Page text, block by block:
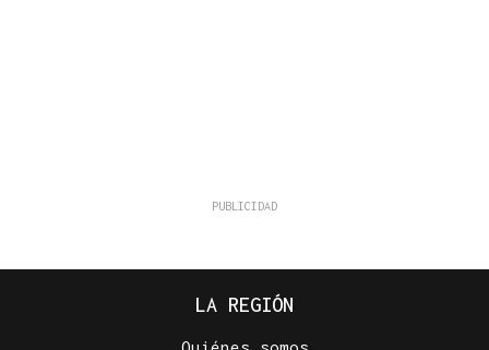
LA REGIÓN